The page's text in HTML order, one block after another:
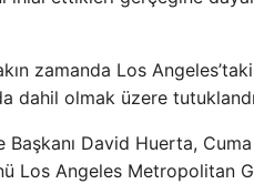
zamanda Los
dahil olmak üzere
Başkanı David Huerta,
Los Angeles Metropolitan